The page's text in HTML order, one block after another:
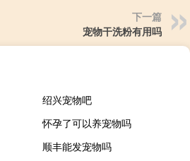
下一篇
宠物干洗粉有用吗
绍兴宠物吧
怀孕了可以养宠物吗
顺丰能发宠物吗